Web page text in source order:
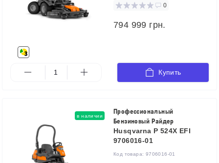
0
794 999 грн.
Купить
в наличии
Профессиональный
Бензиновый Райдер
Husqvarna P 524X EFI
9706016-01
Код товара: 9706016-01